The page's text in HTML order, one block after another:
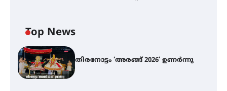
Top News
തിരനോട്ടം ‘അരങ്ങ് 2026’ ഉണർന്നു